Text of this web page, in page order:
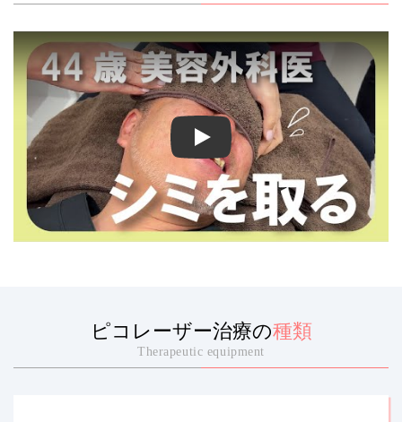
【シミ取り】受けてみた結果・・【※プチ報告
ピコレーザー治療の種類
Therapeutic equipment